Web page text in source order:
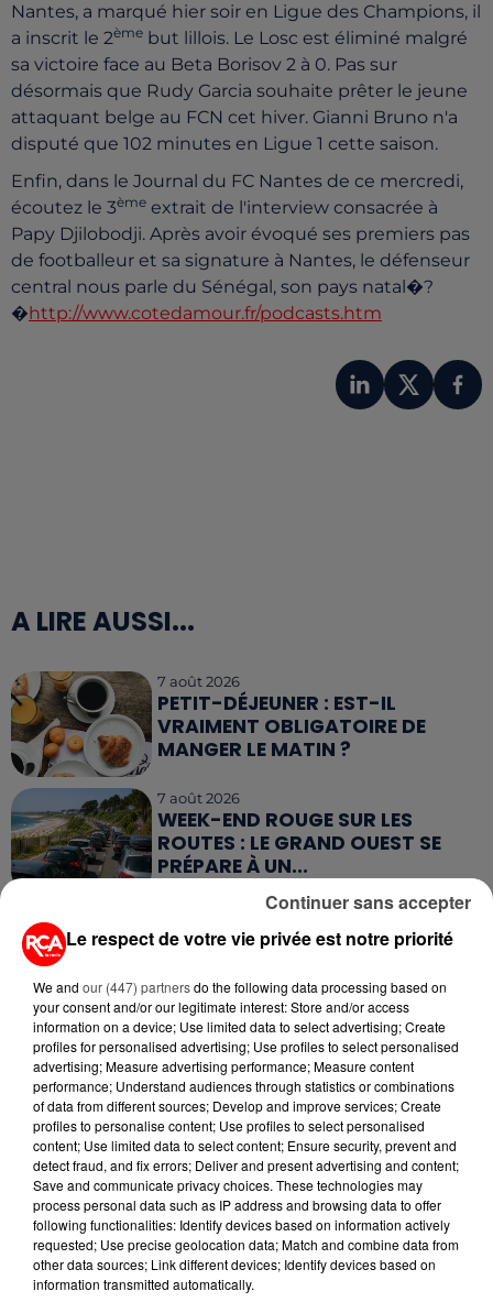
Nantes, a marqué hier soir en Ligue des Champions, il
a inscrit le 2ème but lillois. Le Losc est éliminé malgré
sa victoire face au Beta Borisov 2 à 0. Pas sur
désormais que Rudy Garcia souhaite prêter le jeune
attaquant belge au FCN cet hiver. Gianni Bruno n'a
disputé que 102 minutes en Ligue 1 cette saison.
Enfin, dans le Journal du FC Nantes de ce mercredi,
écoutez le 3ème extrait de l'interview consacrée à
Papy Djilobodji. Après avoir évoqué ses premiers pas
de footballeur et sa signature à Nantes, le défenseur
central nous parle du Sénégal, son pays natal�?
�http://www.cotedamour.fr/podcasts.htm
A LIRE AUSSI...
7 août 2026
PETIT-DÉJEUNER : EST-IL
VRAIMENT OBLIGATOIRE DE
MANGER LE MATIN ?
7 août 2026
WEEK-END ROUGE SUR LES
ROUTES : LE GRAND OUEST SE
PRÉPARE À UN...
MÉGOTS ET FEUX DE FORÊT : LES
TAXÉS...
6 août 2026
CANICULE : POURQUOI LES
BOUTEILLES D'EAU
DISPARAISSENT DES RAYONS...
5 août 2026
MANGER SAINEMENT COÛTE 25 %
PLUS CHER QU'IL Y A CINQ ANS,
ALERTE L’ONU
5 août 2026
QUELLES SONT LES MARQUES QUI
Le respect de votre vie privée est notre priorité
We and our (447) partnersdo the following data processing based on
your consent and/or our legitimate interest: Store and/or access
information on a device; Use limited data to select advertising; Create
profiles for personalised advertising; Use profiles to select personalised
advertising; Measure advertising performance; Measure content
performance; Understand audiences through statistics or combinations
of data from different sources; Develop and improve services; Create
profiles to personalise content; Use profiles to select personalised
content; Use limited data to select content; Ensure security, prevent and
detect fraud, and fix errors; Deliver and present advertising and content;
Save and communicate privacy choices. These technologies may
process personal data such as IP address and browsing data to offer
following functionalities: Identify devices based on information actively
requested; Use precise geolocation data; Match and combine data from
other data sources; Link different devices; Identify devices based on
information transmitted automatically.
Continuer sans accepter